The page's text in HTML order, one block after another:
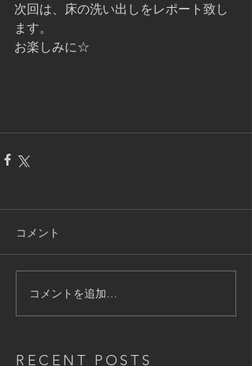
次回は、床の洗い出しをレポート致し
ます。
お楽しみに☆
コメント
コメントを追加…
RECENT POSTS